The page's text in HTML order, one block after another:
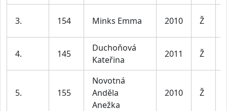
3. 154 Minks Emma 2010 Ž
4. 145
Duchoňová
Kateřina
2011 Ž
5. 155
Novotná
Anděla
Anežka
2010 Ž